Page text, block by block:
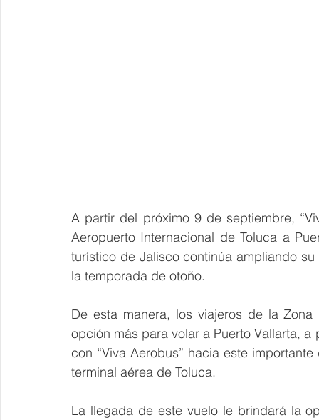
A partir del próximo 9 de septiembre,
Aeropuerto Internacional de Toluca a
turístico de Jalisco continúa ampliando
la temporada de otoño.
De esta manera, los viajeros de la
opción más para volar a Puerto Vallarta,
con “Viva Aerobus” hacia este
terminal aérea de Toluca.
La llegada de este vuelo le brindará la